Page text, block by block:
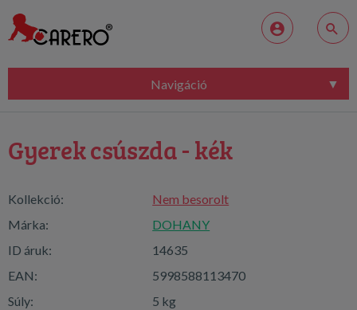
Navigáció
Gyerek csúszda - kék
Kollekció:
Nem besorolt
Márka:
DOHANY
ID áruk:
14635
EAN:
5998588113470
Súly:
5 kg